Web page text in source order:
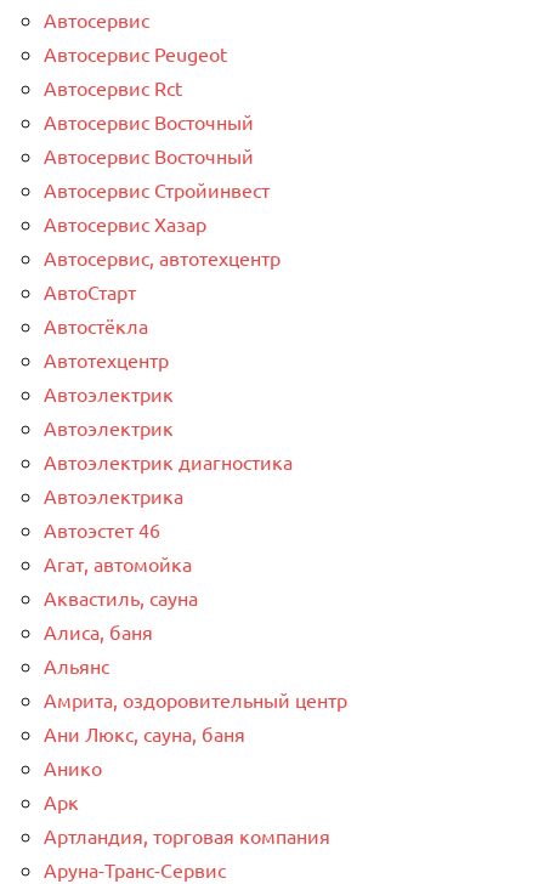
Автосервис
Автосервис Peugeot
Автосервис Rct
Автосервис Восточный
Автосервис Восточный
Автосервис Стройинвест
Автосервис Хазар
Автосервис, автотехцентр
АвтоСтарт
Автостёкла
Автотехцентр
Автоэлектрик
Автоэлектрик
Автоэлектрик диагностика
Автоэлектрика
Автоэстет 46
Агат, автомойка
Аквастиль, сауна
Алиса, баня
Альянс
Амрита, оздоровительный центр
Ани Люкс, сауна, баня
Анико
Арк
Артландия, торговая компания
Аруна-Транс-Сервис